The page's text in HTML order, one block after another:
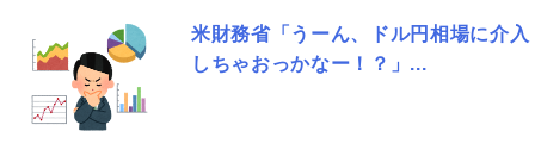
米財務省「うーん、ドル円相場に介入
しちゃおっかなー！？」...